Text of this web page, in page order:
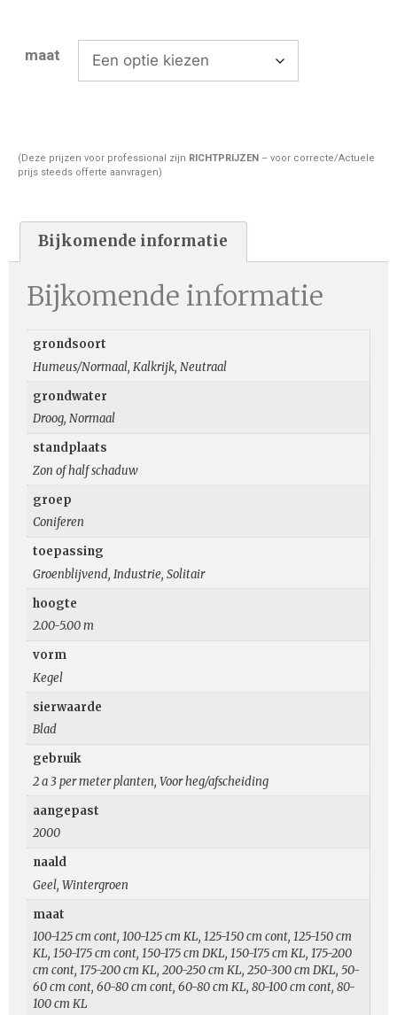
maat
(Deze prijzen voor professional zijn RICHTPRIJZEN – voor correcte/Actuele
prijs steeds offerte aanvragen)
Bijkomende informatie
Bijkomende informatie
grondsoort
Humeus/Normaal, Kalkrijk, Neutraal
grondwater
Droog, Normaal
standplaats
Zon of half schaduw
groep
Coniferen
toepassing
Groenblijvend, Industrie, Solitair
hoogte
2.00-5.00 m
vorm
Kegel
sierwaarde
Blad
gebruik
2 a 3 per meter planten, Voor heg/afscheiding
aangepast
2000
naald
Geel, Wintergroen
maat
100-125 cm cont, 100-125 cm KL, 125-150 cm cont, 125-150 cm
KL, 150-175 cm cont, 150-175 cm DKL, 150-175 cm KL, 175-200
cm cont, 175-200 cm KL, 200-250 cm KL, 250-300 cm DKL, 50-
60 cm cont, 60-80 cm cont, 60-80 cm KL, 80-100 cm cont, 80-
100 cm KL